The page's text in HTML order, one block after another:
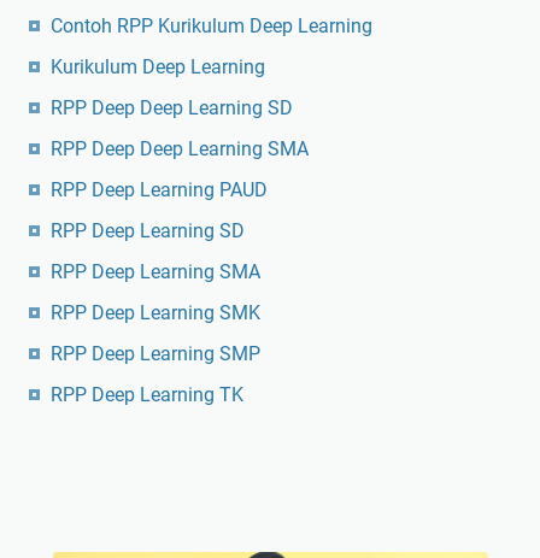
Contoh RPP Kurikulum Deep Learning
Kurikulum Deep Learning
RPP Deep Deep Learning SD
RPP Deep Deep Learning SMA
RPP Deep Learning PAUD
RPP Deep Learning SD
RPP Deep Learning SMA
RPP Deep Learning SMK
RPP Deep Learning SMP
RPP Deep Learning TK